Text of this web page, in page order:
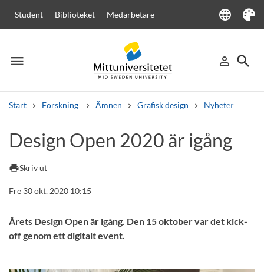
Student Biblioteket Medarbetare language
Language
Tema
menu
Meny person_outline
Logga in
search
Sök
Start Forskning Ämnen Grafisk design Nyheter
Andra söktjänster
Kurser och program
Design Open 2020 är igång
printSkriv ut
Fre 30 okt. 2020 10:15
Årets Design Open är igång. Den 15 oktober var det kick-
off genom ett digitalt event.